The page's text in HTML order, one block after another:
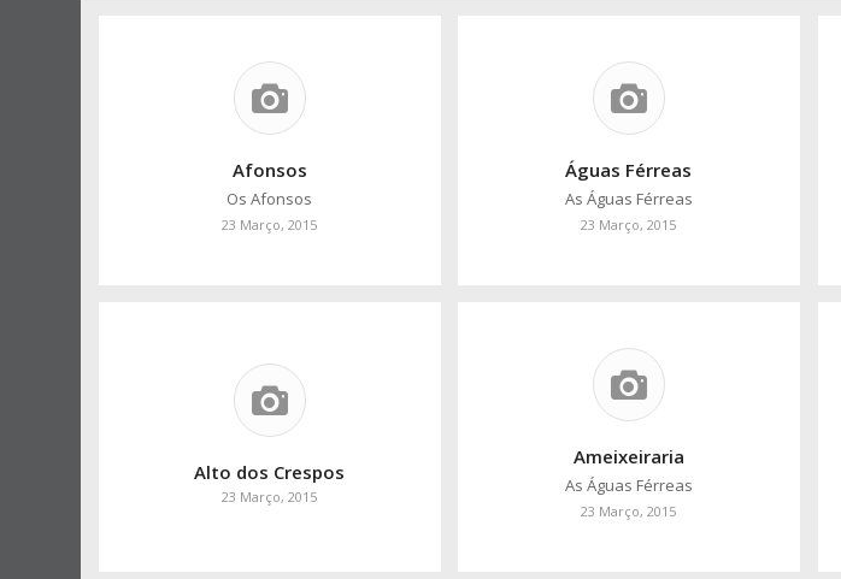
Afonsos
Os Afonsos
23 Março, 2015
Águas Férreas
As Águas Férreas
23 Março, 2015
Alto dos Crespos
23 Março, 2015
Ameixeiraria
As Águas Férreas
23 Março, 2015